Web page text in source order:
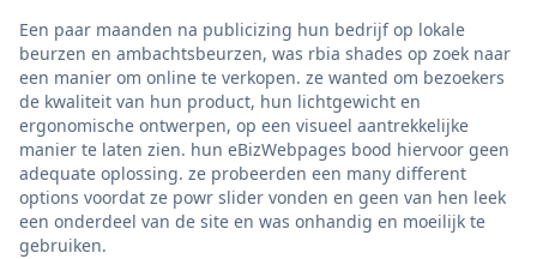
Een paar maanden na publicizing hun bedrijf op lokale
beurzen en ambachtsbeurzen, was rbia shades op zoek naar
een manier om online te verkopen. ze wanted om bezoekers
de kwaliteit van hun product, hun lichtgewicht en
ergonomische ontwerpen, op een visueel aantrekkelijke
manier te laten zien. hun eBizWebpages bood hiervoor geen
adequate oplossing. ze probeerden een many different
options voordat ze powr slider vonden en geen van hen leek
een onderdeel van de site en was onhandig en moeilijk te
gebruiken.